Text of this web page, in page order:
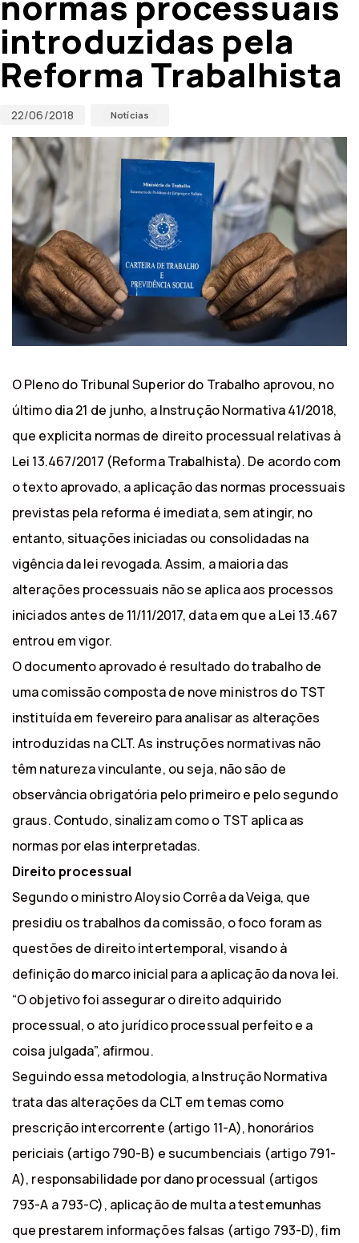
introduzidas pela
Reforma Trabalhista
22/06/2018 Notícias
O Pleno do Tribunal Superior do Trabalho aprovou, no
último dia 21 de junho, a Instrução Normativa 41/2018,
que explicita normas de direito processual relativas à
Lei 13.467/2017 (Reforma Trabalhista). De acordo com
o texto aprovado, a aplicação das normas processuais
previstas pela reforma é imediata, sem atingir, no
entanto, situações iniciadas ou consolidadas na
vigência da lei revogada. Assim, a maioria das
alterações processuais não se aplica aos processos
iniciados antes de 11/11/2017, data em que a Lei 13.467
entrou em vigor.
O documento aprovado é resultado do trabalho de
uma comissão composta de nove ministros do TST
instituída em fevereiro para analisar as alterações
introduzidas na CLT. As instruções normativas não
têm natureza vinculante, ou seja, não são de
observância obrigatória pelo primeiro e pelo segundo
graus. Contudo, sinalizam como o TST aplica as
normas por elas interpretadas.
Direito processual
Segundo o ministro Aloysio Corrêa da Veiga, que
presidiu os trabalhos da comissão, o foco foram as
questões de direito intertemporal, visando à
definição do marco inicial para a aplicação da nova lei.
“O objetivo foi assegurar o direito adquirido
processual, o ato jurídico processual perfeito e a
coisa julgada”, afirmou.
Seguindo essa metodologia, a Instrução Normativa
trata das alterações da CLT em temas como
prescrição intercorrente (artigo 11-A), honorários
periciais (artigo 790-B) e sucumbenciais (artigo 791-
A), responsabilidade por dano processual (artigos
793-A a 793-C), aplicação de multa a testemunhas
que prestarem informações falsas (artigo 793-D), fim